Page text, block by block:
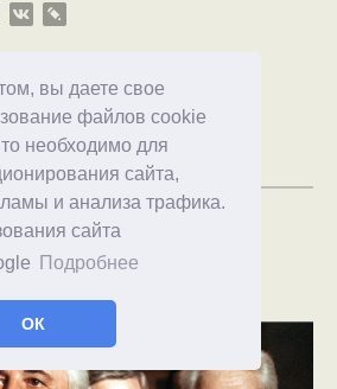
вы даете свое
файлов cookie
необходимо для
сайта,
и анализа трафика.
сайта
Подробнее
ОК
был Михаил